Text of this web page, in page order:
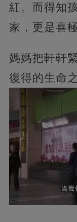
紅。而得知
家，更是喜
媽媽把軒軒
復得的生命之